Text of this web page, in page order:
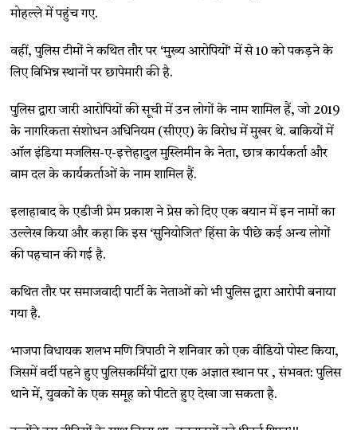
मोहल्ले में पहुंच गए.
वहीं, पुलिस टीमों ने कथित तौर पर ‘मुख्य आरोपियों’ में से 10 को पकड़ने के
लिए विभिन्न स्थानों पर छापेमारी की है.
पुलिस द्वारा जारी आरोपियों की सूची में उन लोगों के नाम शामिल हैं, जो 2019
के नागरिकता संशोधन अधिनियम (सीएए) के विरोध में मुखर थे. बाकियों में
ऑल इंडिया मजलिस-ए-इत्तेहादुल मुस्लिमीन के नेता, छात्र कार्यकर्ता और
वाम दल के कार्यकर्ताओं के नाम शामिल हैं.
इलाहाबाद के एडीजी प्रेम प्रकाश ने प्रेस को दिए एक बयान में इन नामों का
उल्लेख किया और कहा कि इस ‘सुनियोजित’ हिंसा के पीछे कई अन्य लोगों
की पहचान की गई है.
कथित तौर पर समाजवादी पार्टी के नेताओं को भी पुलिस द्वारा आरोपी बनाया
गया है.
भाजपा विधायक शलभ मणि त्रिपाठी ने शनिवार को एक वीडियो पोस्ट किया,
जिसमें वर्दी पहने हुए पुलिसकर्मियों द्वारा एक अज्ञात स्थान पर , संभवत: पुलिस
थाने में, युवकों के एक समूह को पीटते हुए देखा जा सकता है.